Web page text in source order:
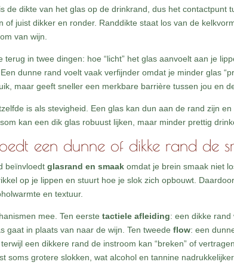
de dikte van het glas op de drinkrand, dus het contactpunt
of juist dikker en ronder. Randdikte staat los van de
van wijn.
terug in twee dingen: hoe “licht” het glas aanvoelt aan je
dunne rand voelt vaak verfijnder omdat je minder glas
maar geeft sneller een merkbare barrière tussen jou en
is als stevigheid. Een glas kan dun aan de rand zijn
kan een dik glas robuust lijken, maar minder prettig
een dunne of dikke rand de
beïnvloedtglasrand en smaak omdat je brein smaak niet
op je lippen en stuurt hoe je slok zich opbouwt.
en textuur.
mee. Ten eerstetactiele afleiding: een dikke rand
gaat in plaats van naar de wijn. Ten tweedeflow: een
een dikkere rand de instroom kan “breken” of
soms grotere slokken, wat alcohol en tannine nadrukkelijker